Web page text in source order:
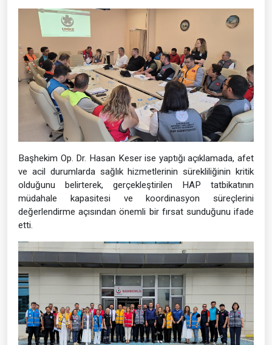
Başhekim Op. Dr. Hasan Keser ise yaptığı açıklamada, afet
ve acil durumlarda sağlık hizmetlerinin sürekliliğinin kritik
olduğunu belirterek, gerçekleştirilen HAP tatbikatının
müdahale kapasitesi ve koordinasyon süreçlerini
değerlendirme açısından önemli bir fırsat sunduğunu ifade
etti.